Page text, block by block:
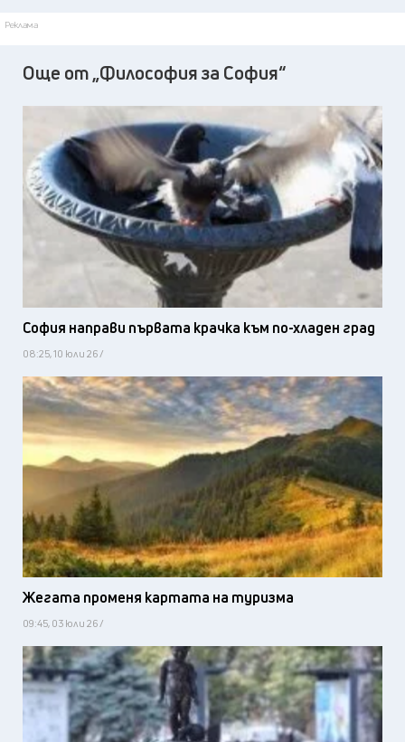
Реклама
Още от „Философия за София“
София направи първата крачка към по-хладен град
08:25, 10 юли 26 /
Жегата променя картата на туризма
09:45, 03 юли 26 /